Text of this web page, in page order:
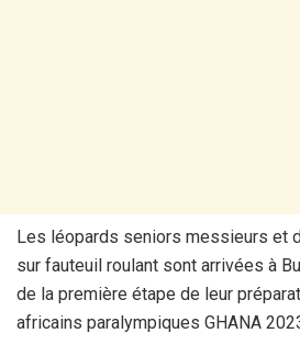
Les léopards seniors messieurs et
sur fauteuil roulant sont arrivées à
de la première étape de leur
africains paralympiques GHANA